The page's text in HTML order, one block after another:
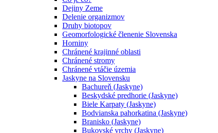
Dejiny Zeme
Delenie organizmov
Druhy biotopov
Geomorfologické členenie Slovenska
Horniny
Chránené krajinné oblasti
Chránené stromy
Chránené vtáčie územia
Jaskyne na Slovensku
Bachureň (Jaskyne)
Beskydské predhorie (Jaskyne)
Biele Karpaty (Jaskyne)
Bodvianska pahorkatina (Jaskyne)
Branisko (Jaskyne)
Bukovské vrchy (Jaskyne)